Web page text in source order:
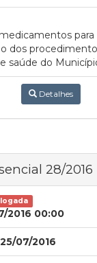
dos
saúde do
Detalhes
28/2016
2016 00:00
25/07/2016